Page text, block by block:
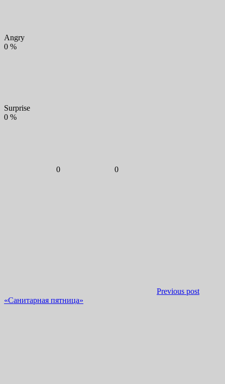
Angry
0 %
Surprise
0 %
0 0
Previous post
«Санитарная пятница»